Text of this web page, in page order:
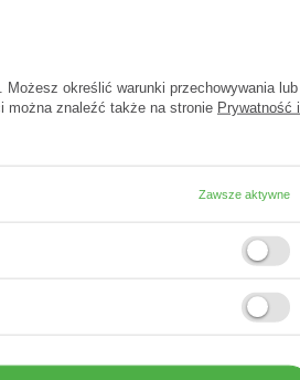
. Możesz określić warunki przechowywania lub
można znaleźć także na stronie Prywatność i
Zawsze aktywne